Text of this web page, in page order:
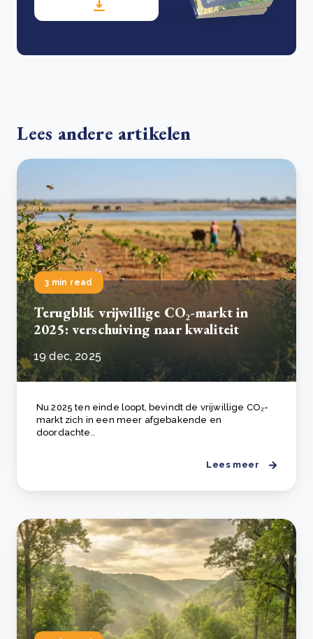
Lees andere artikelen
3 min read
Terugblik vrijwillige CO₂-markt in
2025: verschuiving naar kwaliteit
19 dec, 2025
Nu 2025 ten einde loopt, bevindt de vrijwillige CO₂-
markt zich in een meer afgebakende en
doordachte..
Lees meer